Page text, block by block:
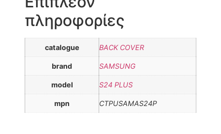
πληροφορίες
catalogue BACK COVER
brand SAMSUNG
model S24 PLUS
mpn CTPUSAMAS24P